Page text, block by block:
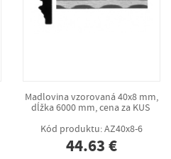
Madlovina vzorovaná 40x8 mm,
dĺžka 6000 mm, cena za KUS
Kód produktu: AZ40x8-6
44.63 €